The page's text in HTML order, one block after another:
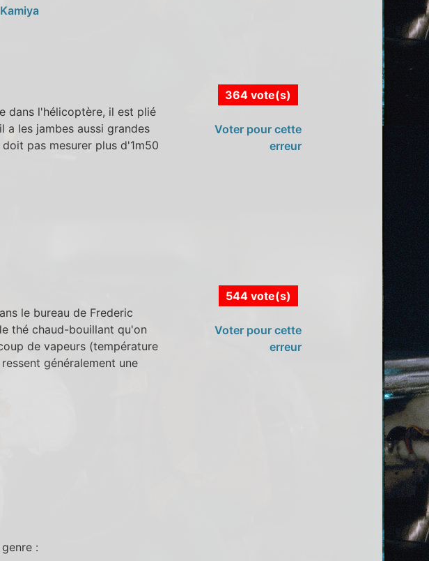
dans l'hélicoptère, il est plié
a les jambes aussi grandes
pas mesurer plus d'1m50
364 vote(s)
Voter pour cette
erreur
le bureau de Frederic
thé chaud-bouillant qu'on
de vapeurs (température
généralement une
544 vote(s)
Voter pour cette
erreur
: